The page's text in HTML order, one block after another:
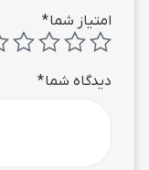
امتیاز شما*
دیدگاه شما*